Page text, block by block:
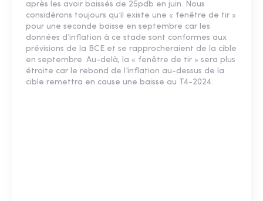
après les avoir baissés de 25pdb en juin. Nous
considérons toujours qu’il existe une « fenêtre de tir »
pour une seconde baisse en septembre car les
données d’inflation à ce stade sont conformes aux
prévisions de la BCE et se rapprocheraient de la cible
en septembre. Au-delà, la « fenêtre de tir » sera plus
étroite car le rebond de l’inflation au-dessus de la
cible remettra en cause une baisse au T4-2024.